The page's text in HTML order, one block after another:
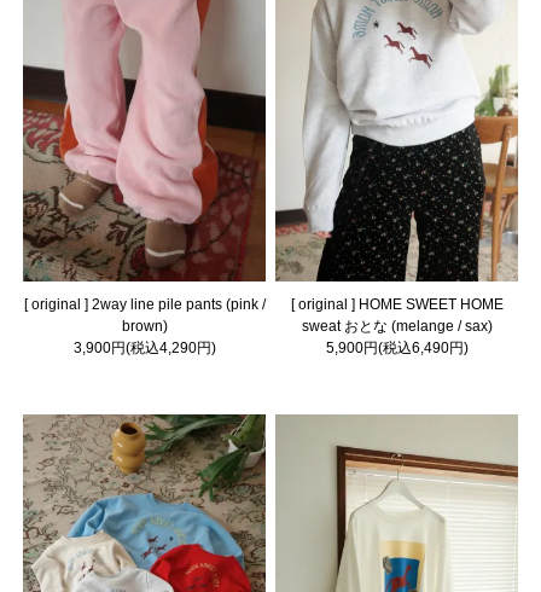
[ original ] 2way line pile pants (pink /
brown)
3,900円(税込4,290円)
[ original ] HOME SWEET HOME
sweat おとな (melange / sax)
5,900円(税込6,490円)